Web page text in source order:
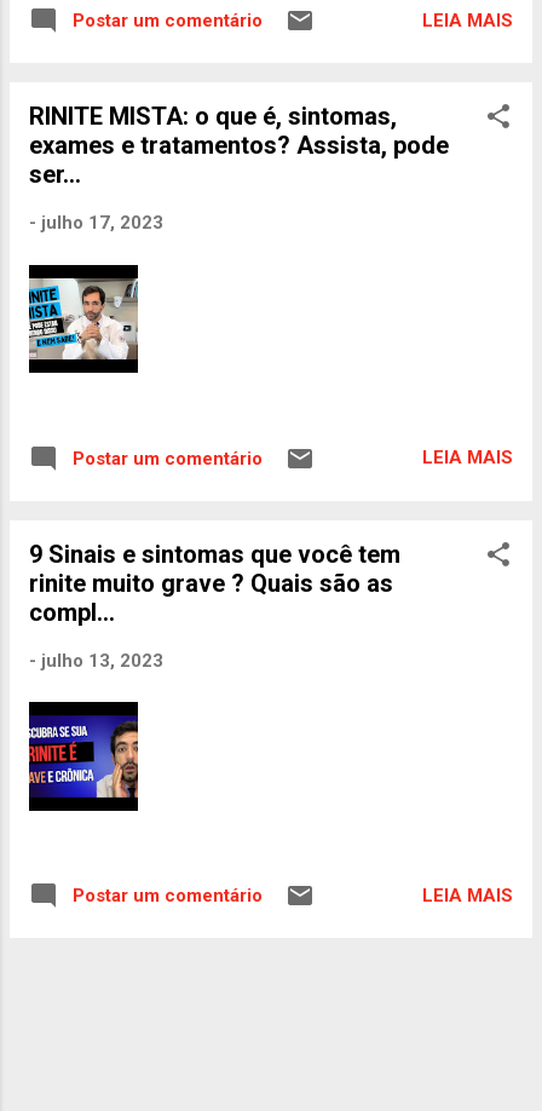
Postar um comentário LEIA MAIS
RINITE MISTA: o que é, sintomas,
exames e tratamentos? Assista, pode
ser...
- julho 17, 2023
Postar um comentário LEIA MAIS
9 Sinais e sintomas que você tem
rinite muito grave ? Quais são as
compl...
- julho 13, 2023
Postar um comentário LEIA MAIS